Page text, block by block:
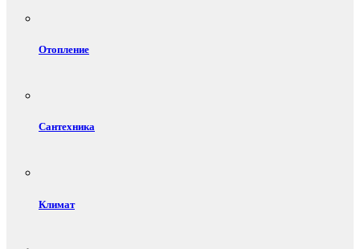
Отопление
Сантехника
Климат